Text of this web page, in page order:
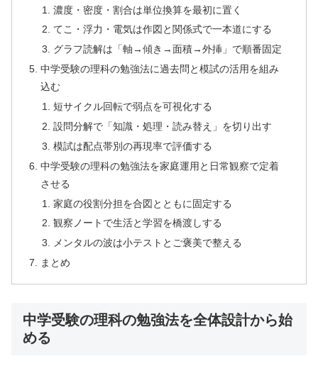
濃度・密度・割合は単位換算を最初に置く
てこ・浮力・電気は作図と関係式で一本道にする
グラフ読解は「軸→傾き→面積→外挿」で順番固定
中学受験の理科の勉強法に過去問と模試の活用を組み
込む
短サイクル回転で弱点を可視化する
設問分解で「知識・処理・読み替え」を切り出す
模試は配点帯別の再現率で評価する
中学受験の理科の勉強法を家庭運用と日常観察で定着
させる
家庭の役割分担を合図とともに固定する
観察ノートで生活と学習を橋渡しする
メンタルの波は小テストとご褒美で整える
まとめ
中学受験の理科の勉強法を全体設計から始
める